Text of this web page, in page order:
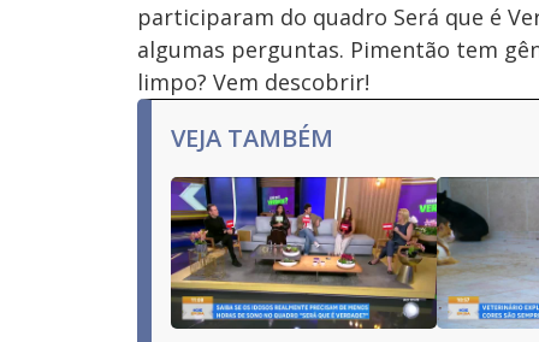
participaram do quadro Será que é
algumas perguntas. Pimentão tem
limpo? Vem descobrir!
VEJA TAMBÉM